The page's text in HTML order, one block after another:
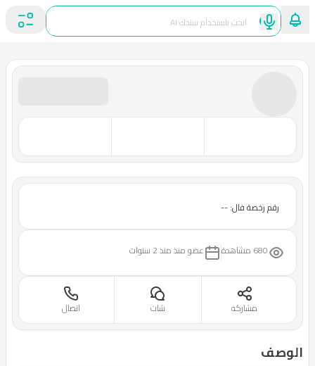
رقم رخصة فال: --
680 مشاهدة عضو منذمنذ 2 سنوات
اتصال شات مشاركه
الوصف